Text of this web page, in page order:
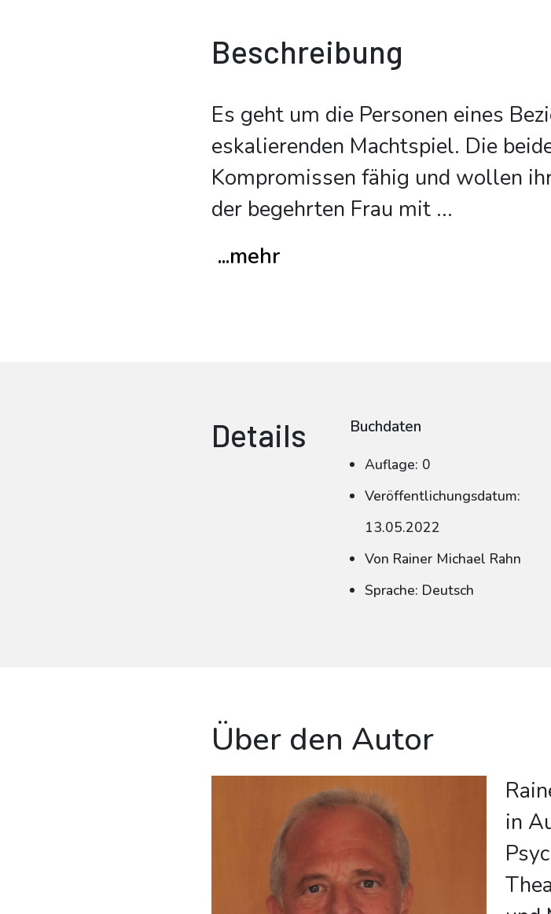
Beschreibung
Es geht um die Personen eines
eskalierenden Machtspiel. Die
Kompromissen fähig und wollen
der begehrten Frau mit...
...mehr
Details Buchdaten
Auflage: 0
Veröffentlichungsdatum:
13.05.2022
Von Rainer Michael Rahn
Sprache: Deutsch
Über den Autor
in